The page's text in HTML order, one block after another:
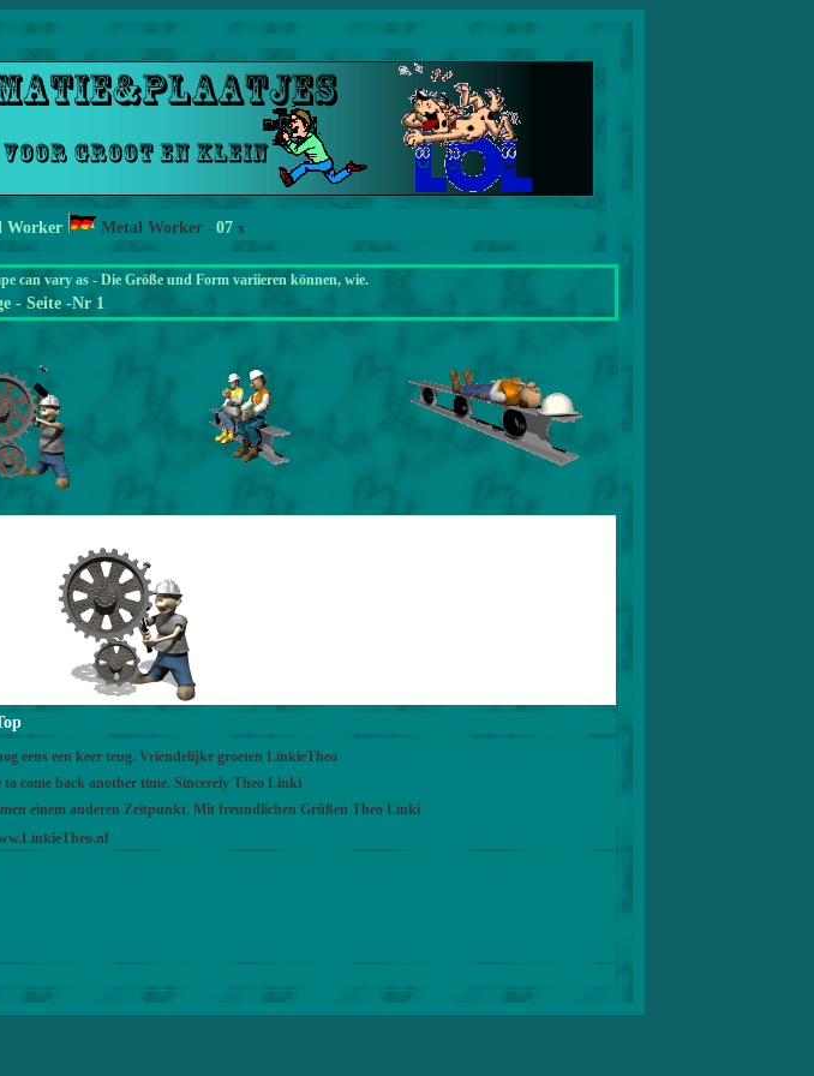
Worker Metal Worker - 07 x
can vary as - Die Größe und Form variieren können, wie.
- Seite -Nr 1
eens een keer teug. Vriendelijke groeten LinkieTheo
come back another time. Sincerely Theo Linki
einem anderen Zeitpunkt. Mit freundlichen Grüßen Theo Linki